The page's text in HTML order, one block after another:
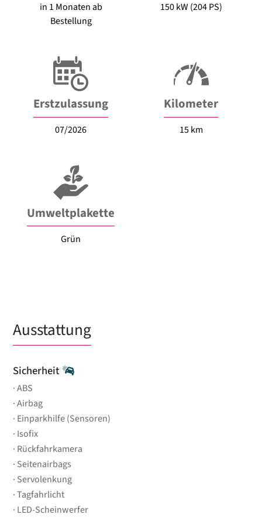
in 1 Monaten ab
Bestellung
150 kW (204 PS)
Erstzulassung
07/2026
Kilometer
15 km
Umweltplakette
Grün
Ausstattung
Sicherheit
ABS
Airbag
Einparkhilfe (Sensoren)
Isofix
Rückfahrkamera
Seitenairbags
Servolenkung
Tagfahrlicht
LED-Scheinwerfer